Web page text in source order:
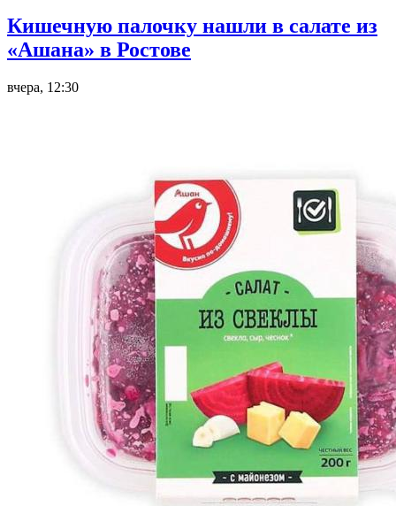
Кишечную палочку нашли в салате из
«Ашана» в Ростове
вчера, 12:30